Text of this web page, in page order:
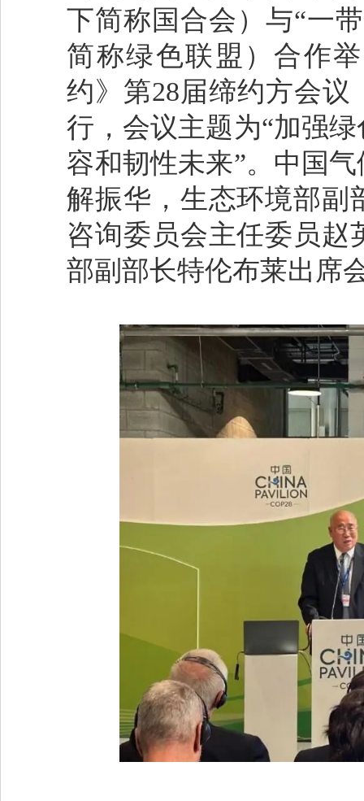
下简称国合会）与“一
简称绿色联盟）合作
约》第28届缔约方会议
行，会议主题为“加强
容和韧性未来”。中国
解振华，生态环境部副
咨询委员会主任委员赵
部副部长特伦布莱出席